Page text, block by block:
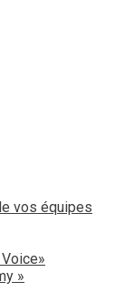
vos équipes
»